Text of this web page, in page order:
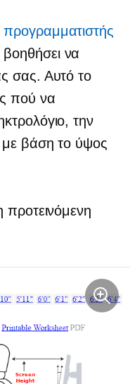
να
σας. Αυτό το
πού να
την
με βάση το ύψος
προτεινόμενη